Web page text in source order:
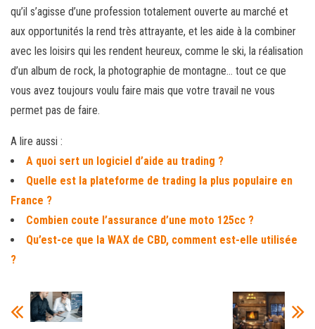
qu’il s’agisse d’une profession totalement ouverte au marché et
aux opportunités la rend très attrayante, et les aide à la combiner
avec les loisirs qui les rendent heureux, comme le ski, la réalisation
d’un album de rock, la photographie de montagne… tout ce que
vous avez toujours voulu faire mais que votre travail ne vous
permet pas de faire.
A lire aussi :
A quoi sert un logiciel d’aide au trading ?
Quelle est la plateforme de trading la plus populaire en
France ?
Combien coute l’assurance d’une moto 125cc ?
Qu’est-ce que la WAX de CBD, comment est-elle utilisée
?